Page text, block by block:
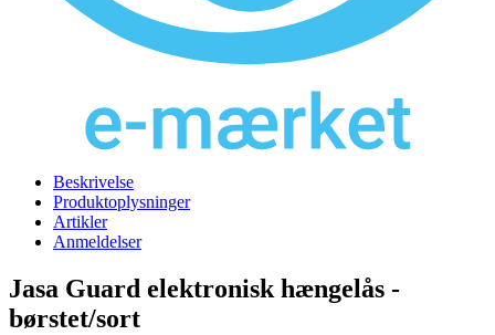
Beskrivelse
Produktoplysninger
Artikler
Anmeldelser
Jasa Guard elektronisk hængelås -
børstet/sort